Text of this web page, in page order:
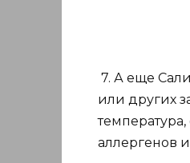
7. А еще
или других
температура,
аллергенов